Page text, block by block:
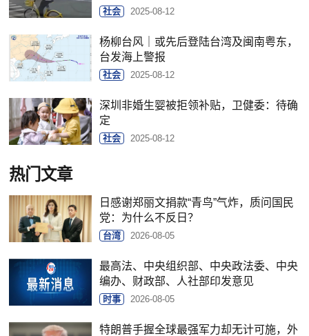
社会 2025-08-12
杨柳台风｜或先后登陆台湾及闽南粤东，
台发海上警报
社会 2025-08-12
深圳非婚生婴被拒领补贴，卫健委：待确
定
社会 2025-08-12
热门文章
日感谢郑丽文捐款“青鸟”气炸，质问国民
党：为什么不反日？
台湾 2026-08-05
最高法、中央组织部、中央政法委、中央
编办、财政部、人社部印发意见
时事 2026-08-05
特朗普手握全球最强军力却无计可施，外